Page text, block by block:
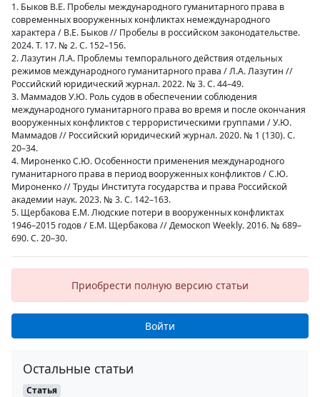
1. Быков В.Е. Пробелы международного гуманитарного права в
современных вооруженных конфликтах немеждународного
характера / В.Е. Быков // Пробелы в российском законодательстве.
2024. Т. 17. № 2. С. 152–156.
2. Лазутин Л.А. Проблемы темпорального действия отдельных
режимов международного гуманитарного права / Л.А. Лазутин //
Российский юридический журнал. 2022. № 3. С. 44–49.
3. Маммадов У.Ю. Роль судов в обеспечении соблюдения
международного гуманитарного права во время и после окончания
вооруженных конфликтов с террористическими группами / У.Ю.
Маммадов // Российский юридический журнал. 2020. № 1 (130). С.
20–34.
4. Мироненко С.Ю. Особенности применения международного
гуманитарного права в период вооруженных конфликтов / С.Ю.
Мироненко // Труды Института государства и права Российской
академии наук. 2023. № 3. С. 142–163.
5. Щербакова Е.М. Людские потери в вооруженных конфликтах
1946–2015 годов / Е.М. Щербакова // Демоскоп Weekly. 2016. № 689–
690. С. 20–30.
Приобрести полную версию статьи
Войти
Остальные статьи
Статья